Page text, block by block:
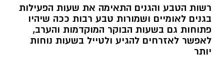
רשות הטבע והגנים התאימה את שעות הפעילות
בגנים לאומיים ושמורות טבע רבות ככה שיהיו
פתוחות גם בשעות הבוקר המוקדמות והערב,
לאפשר לאזרחים להגיע ולטייל בשעות נוחות
יותר